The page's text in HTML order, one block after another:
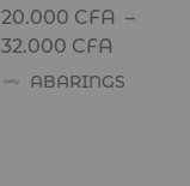
20.000 CFA –
32.000 CFA
ABARINGS